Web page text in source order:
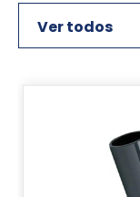
Ver todos